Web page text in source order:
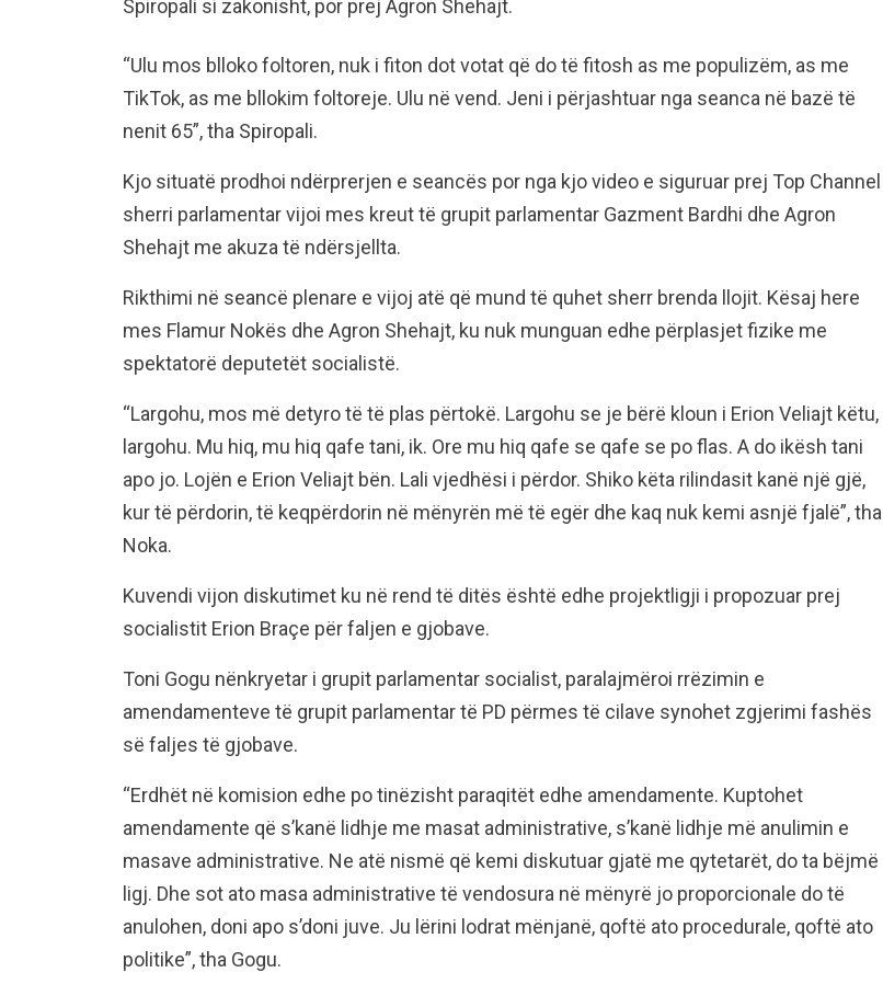
Spiropali si zakonisht, por prej Agron Shehajt.
“Ulu mos blloko foltoren, nuk i fiton dot votat që do të fitosh as me populizëm, as me
TikTok, as me bllokim foltoreje. Ulu në vend. Jeni i përjashtuar nga seanca në bazë të
nenit 65”, tha Spiropali.
Kjo situatë prodhoi ndërprerjen e seancës por nga kjo video e siguruar prej Top Channel
sherri parlamentar vijoi mes kreut të grupit parlamentar Gazment Bardhi dhe Agron
Shehajt me akuza të ndërsjellta.
Rikthimi në seancë plenare e vijoj atë që mund të quhet sherr brenda llojit. Kësaj here
mes Flamur Nokës dhe Agron Shehajt, ku nuk munguan edhe përplasjet fizike me
spektatorë deputetët socialistë.
“Largohu, mos më detyro të të plas përtokë. Largohu se je bërë kloun i Erion Veliajt këtu,
largohu. Mu hiq, mu hiq qafe tani, ik. Ore mu hiq qafe se qafe se po flas. A do ikësh tani
apo jo. Lojën e Erion Veliajt bën. Lali vjedhësi i përdor. Shiko këta rilindasit kanë një gjë,
kur të përdorin, të keqpërdorin në mënyrën më të egër dhe kaq nuk kemi asnjë fjalë”, tha
Noka.
Kuvendi vijon diskutimet ku në rend të ditës është edhe projektligji i propozuar prej
socialistit Erion Braçe për faljen e gjobave.
Toni Gogu nënkryetar i grupit parlamentar socialist, paralajmëroi rrëzimin e
amendamenteve të grupit parlamentar të PD përmes të cilave synohet zgjerimi fashës
së faljes të gjobave.
“Erdhët në komision edhe po tinëzisht paraqitët edhe amendamente. Kuptohet
amendamente që s’kanë lidhje me masat administrative, s’kanë lidhje më anulimin e
masave administrative. Ne atë nismë që kemi diskutuar gjatë me qytetarët, do ta bëjmë
ligj. Dhe sot ato masa administrative të vendosura në mënyrë jo proporcionale do të
anulohen, doni apo s’doni juve. Ju lërini lodrat mënjanë, qoftë ato procedurale, qoftë ato
politike”, tha Gogu.